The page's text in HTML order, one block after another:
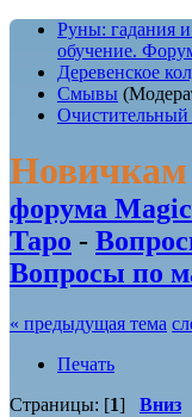
Руны: гадания
обучение.
Деревенское
Смывы
Очистительный
Новичкам
форума
Таро -
Вопросы по
« предыдущая тема
Печать
Страницы: [1] Вниз